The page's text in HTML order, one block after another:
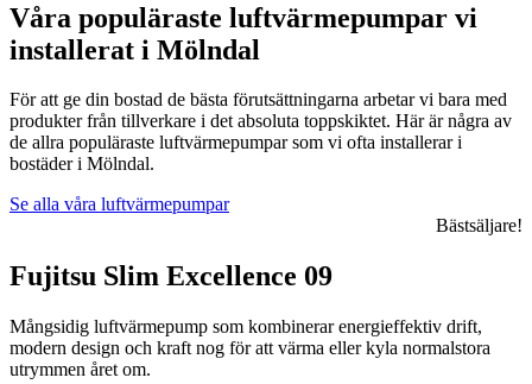
Våra populäraste luftvärmepumpar vi
installerat i Mölndal
För att ge din bostad de bästa förutsättningarna arbetar vi bara med
produkter från tillverkare i det absoluta toppskiktet. Här är några av
de allra populäraste luftvärmepumpar som vi ofta installerar i
bostäder i Mölndal.
Se alla våra luftvärmepumpar
Bästsäljare!
Fujitsu Slim Excellence 09
Mångsidig luftvärmepump som kombinerar energieffektiv drift,
modern design och kraft nog för att värma eller kyla normalstora
utrymmen året om.